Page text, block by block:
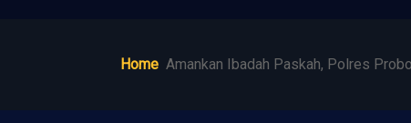
Home Amankan Ibadah Paskah, Polres